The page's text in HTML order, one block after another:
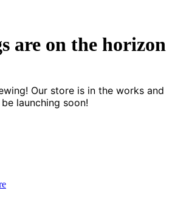
are on the horizon
Our store is in the works and
launching soon!